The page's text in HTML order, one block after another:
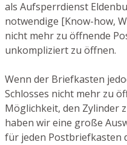
als Aufsperrdienst
notwendige [Know-how,
nicht mehr zu öffnende
unkompliziert zu öffnen.
Wenn der Briefkasten
Schlosses nicht mehr zu
Möglichkeit, den Zylinder
haben wir eine große
für jeden Postbriefkasten